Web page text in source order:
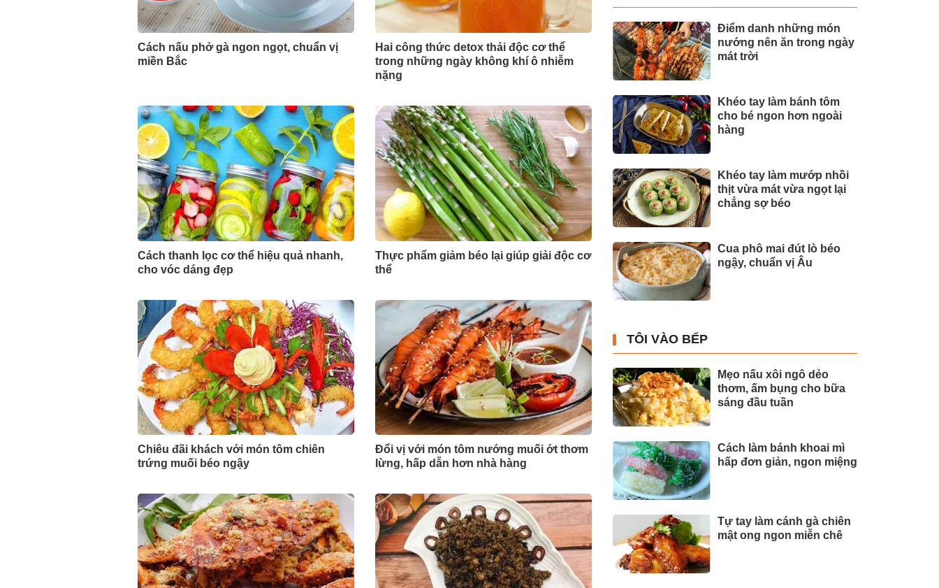
Cách nấu phở gà ngon ngọt, chuẩn vị
miền Bắc
Hai công thức detox thải độc cơ thể
trong những ngày không khí ô nhiễm
nặng
Cách thanh lọc cơ thể hiệu quả nhanh,
cho vóc dáng đẹp
Thực phẩm giảm béo lại giúp giải độc cơ
thể
Chiêu đãi khách với món tôm chiên
trứng muối béo ngậy
Đổi vị với món tôm nướng muối ớt thơm
lừng, hấp dẫn hơn nhà hàng
Điểm danh những món
nướng nên ăn trong ngày
mát trời
Khéo tay làm bánh tôm
cho bé ngon hơn ngoài
hàng
Khéo tay làm mướp nhồi
thịt vừa mát vừa ngọt lại
chẳng sợ béo
Cua phô mai đút lò béo
ngậy, chuẩn vị Âu
TÔI VÀO BẾP
Mẹo nấu xôi ngô dẻo
thơm, ấm bụng cho bữa
sáng đầu tuần
Cách làm bánh khoai mì
hấp đơn giản, ngon miệng
Tự tay làm cánh gà chiên
mật ong ngon miễn chê